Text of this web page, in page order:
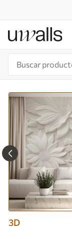
3D